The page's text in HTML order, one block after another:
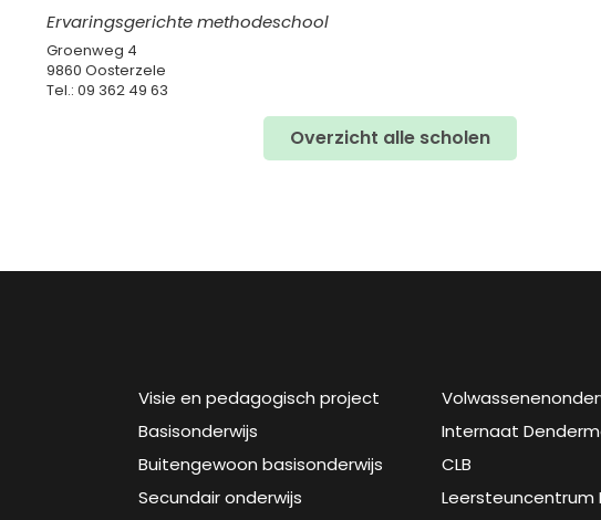
Ervaringsgerichte methodeschool
Groenweg 4
9860 Oosterzele
Tel.: 09 362 49 63
Overzicht alle scholen
Visie en pedagogisch project
Basisonderwijs
Buitengewoon basisonderwijs
Secundair onderwijs
Internaat
CLB
Leersteuncentrum